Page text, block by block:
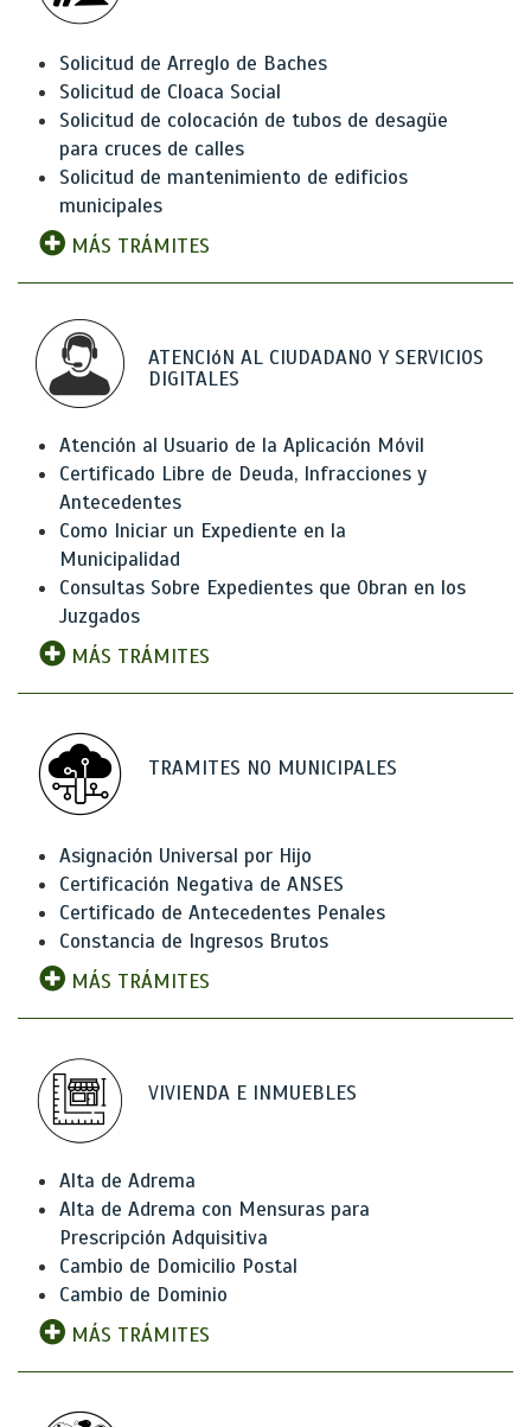
Solicitud de Arreglo de Baches
Solicitud de Cloaca Social
Solicitud de colocación de tubos de desagüe
para cruces de calles
Solicitud de mantenimiento de edificios
municipales
MÁS TRÁMITES
ATENCIóN AL CIUDADANO Y SERVICIOS
DIGITALES
Atención al Usuario de la Aplicación Móvil
Certificado Libre de Deuda, Infracciones y
Antecedentes
Como Iniciar un Expediente en la
Municipalidad
Consultas Sobre Expedientes que Obran en los
Juzgados
MÁS TRÁMITES
TRAMITES NO MUNICIPALES
Asignación Universal por Hijo
Certificación Negativa de ANSES
Certificado de Antecedentes Penales
Constancia de Ingresos Brutos
MÁS TRÁMITES
VIVIENDA E INMUEBLES
Alta de Adrema
Alta de Adrema con Mensuras para
Prescripción Adquisitiva
Cambio de Domicilio Postal
Cambio de Dominio
MÁS TRÁMITES